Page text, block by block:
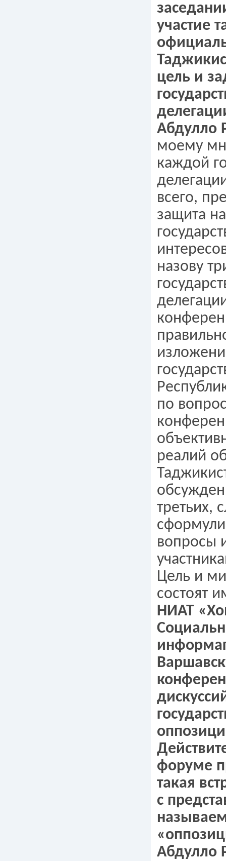
участие
цель и
Абдулло
моему
каждой
всего,
защита
назову
по
реалий
третьих,
вопросы
Цель и
состоят
НИАТ
форуме
такая
с
Абдулло